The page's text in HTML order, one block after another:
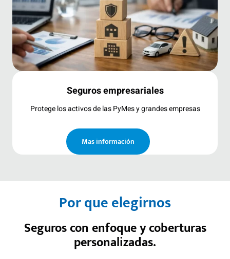
Seguros empresariales
Protege los activos de las PyMes y grandes empresas
Mas información
Por que elegirnos
Seguros con enfoque y coberturas
personalizadas.